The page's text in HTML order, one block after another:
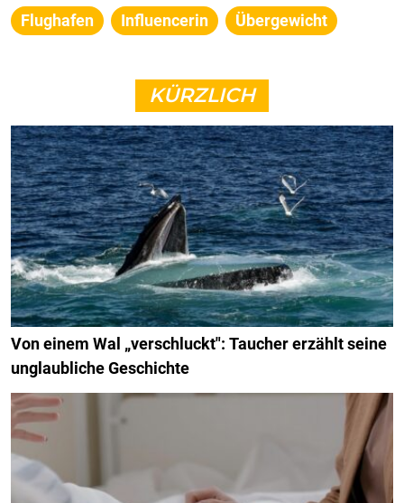
Flughafen Influencerin Übergewicht
KÜRZLICH
Von einem Wal „verschluckt": Taucher erzählt seine
unglaubliche Geschichte